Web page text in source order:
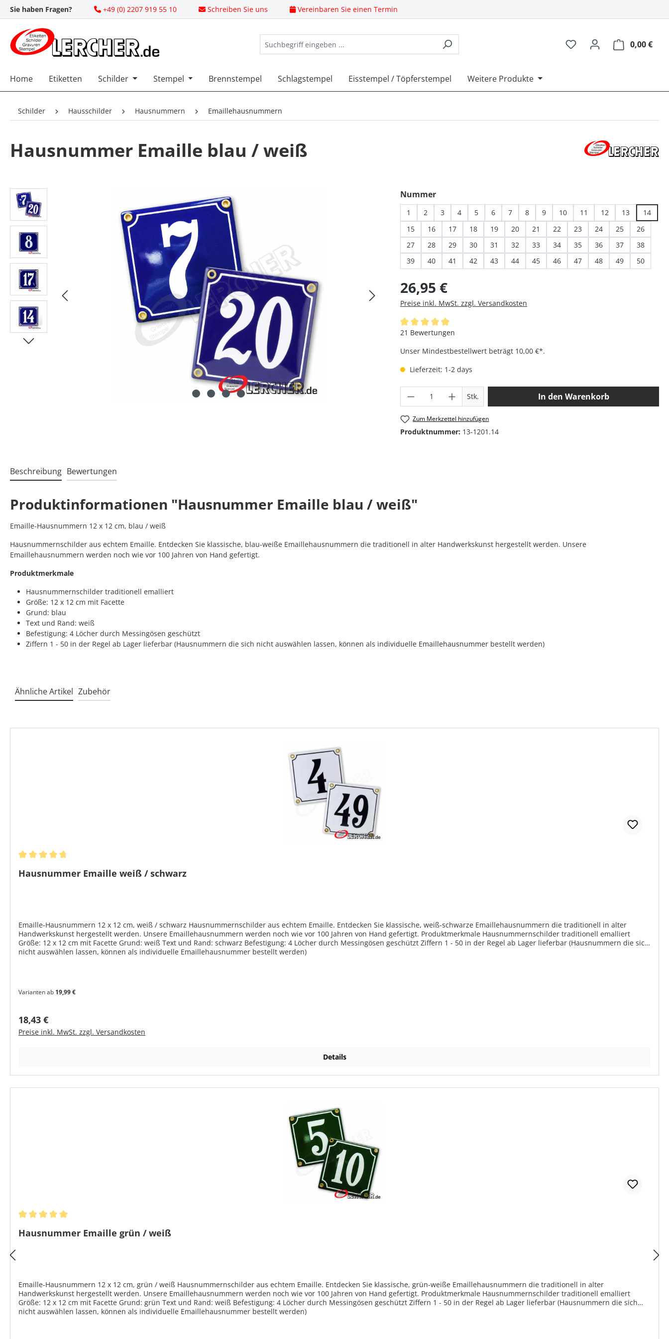
Hauptinhalt springen
Zur Suche springen
Zur Hauptnavigation springen
Sie haben Fragen? +49 (0) 2207 919 55 10 Schreiben Sie uns Vereinbaren Sie einen Termin
0,00 €
Home Etiketten Schilder Stempel Brennstempel Schlagstempel Eisstempel / Töpferstempel Weitere Produkte
Schilder Hausschilder Hausnummern Emaillehausnummern
Hausnummer Emaille blau / weiß
Bildergalerie überspringen Nummerauswählen
1 2 3 4 5 6 7 8 9 10 11 12 13
14
15
16 17 18 19 20 21 22 23 24 25
26
27
28 29 30 31 32 33 34 35 36 37
38
39
40 41 42 43 44 45 46 47 48 49 50
Regulärer Preis:
26,95 €
Preise inkl. MwSt. zzgl. Versandkosten
Durchschnittliche Bewertung von 4.95 von 5 Sternen
21 Bewertungen
Unser Mindestbestellwert beträgt 10,00 €*.
Lieferzeit: 1-2 days
Produkt Anzahl: Gib den gewünschten Wert
Stk. In den Warenkorb
Zum Merkzettel hinzufügen
Produktnummer: 13-1201.14
Beschreibung Bewertungen
Produktinformationen "Hausnummer Emaille blau / weiß"
Emaille-Hausnummern 12 x 12 cm, blau / weiß
Hausnummernschilder aus echtem Emaille. Entdecken Sie klassische, blau-weiße Emaillehausnummern die traditionell in alter Handwerkskunst hergestellt werden. Unsere
Emaillehausnummern werden noch wie vor 100 Jahren von Hand gefertigt.
Produktmerkmale
Hausnummernschilder traditionell emalliert
Größe: 12 x 12 cm mit Facette
Grund: blau
Text und Rand: weiß
Befestigung: 4 Löcher durch Messingösen geschützt
Ziffern 1 - 50 in der Regel ab Lager lieferbar (Hausnummern die sich nicht auswählen lassen, können als individuelle Emaillehausnummer bestellt werden)
Ähnliche Artikel Zubehör
Hausnummer Emaille weiß / schwarz
Emaille-Hausnummern 12 x 12 cm, weiß / schwarz Hausnummernschilder aus echtem Emaille. Entdecken Sie klassische, weiß-schwarze Emaillehausnummern die traditionell in alter
Handwerkskunst hergestellt werden. Unsere Emaillehausnummern werden noch wie vor 100 Jahren von Hand gefertigt. Produktmerkmale Hausnummernschilder traditionell emalliert
Größe: 12 x 12 cm mit Facette Grund: weiß Text und Rand: schwarz Befestigung: 4 Löcher durch Messingösen geschützt Ziffern 1 - 50 in der Regel ab Lager lieferbar (Hausnummern die sich
nicht auswählen lassen, können als individuelle Emaillehausnummer bestellt werden)
Varianten ab 19,99 €
Regulärer Preis:
18,43 €
Preise inkl. MwSt. zzgl. Versandkosten
Details
Hausnummer Emaille grün / weiß
Emaille-Hausnummern 12 x 12 cm, grün / weiß Hausnummernschilder aus echtem Emaille. Entdecken Sie klassische, grün-weiße Emaillehausnummern die traditionell in alter
Handwerkskunst hergestellt werden. Unsere Emaillehausnummern werden noch wie vor 100 Jahren von Hand gefertigt. Produktmerkmale Hausnummernschilder traditionell emalliert
Größe: 12 x 12 cm mit Facette Grund: grün Text und Rand: weiß Befestigung: 4 Löcher durch Messingösen geschützt Ziffern 1 - 50 in der Regel ab Lager lieferbar (Hausnummern die sich
nicht auswählen lassen, können als individuelle Emaillehausnummer bestellt werden)